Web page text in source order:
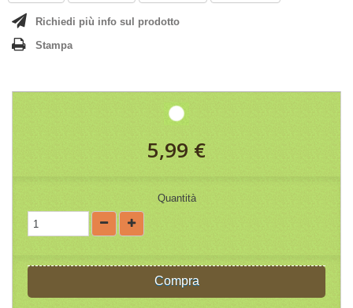
Richiedi più info sul prodotto
Stampa
5,99 €
Quantità
Compra